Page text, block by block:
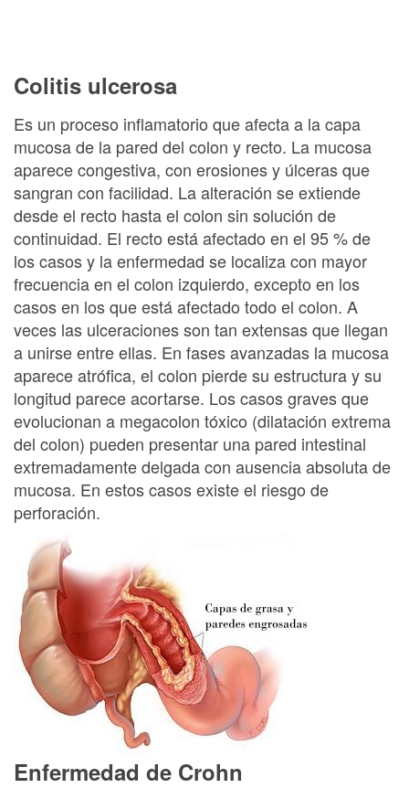
Colitis ulcerosa
Es un proceso inflamatorio que afecta a la capa
mucosa de la pared del colon y recto. La mucosa
aparece congestiva, con erosiones y úlceras que
sangran con facilidad. La alteración se extiende
desde el recto hasta el colon sin solución de
continuidad. El recto está afectado en el 95 % de
los casos y la enfermedad se localiza con mayor
frecuencia en el colon izquierdo, excepto en los
casos en los que está afectado todo el colon. A
veces las ulceraciones son tan extensas que llegan
a unirse entre ellas. En fases avanzadas la mucosa
aparece atrófica, el colon pierde su estructura y su
longitud parece acortarse. Los casos graves que
evolucionan a megacolon tóxico (dilatación extrema
del colon) pueden presentar una pared intestinal
extremadamente delgada con ausencia absoluta de
mucosa. En estos casos existe el riesgo de
perforación.
Enfermedad de Crohn